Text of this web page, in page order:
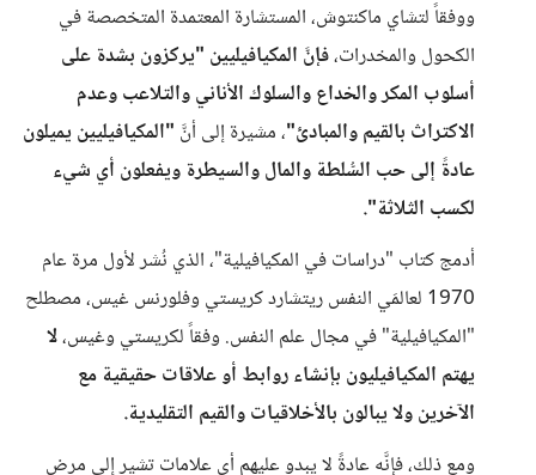
ووفقاً لتشاي ماكنتوش، المستشارة المعتمدة المتخصصة في
الكحول والمخدرات،فإنَّ المكيافيليين "يركزون بشدة على
أسلوب المكر والخداع والسلوك الأناني والتلاعب وعدم
الاكتراث بالقيم والمبادئ"، مشيرة إلى أنَّ "المكيافيليين يميلون
عادةً إلى حب السُّلطة والمال والسيطرة ويفعلون أي شيء
لكسب الثلاثة".
أدمج كتاب "دراسات في المكيافيلية"، الذي نُشر لأول مرة عام
1970 لعالمَي النفس ريتشارد كريستي وفلورنس غيس، مصطلح
"المكيافيلية" في مجال علم النفس. وفقاً لكريستي وغيس،لا
يهتم المكيافيليون بإنشاء روابط أو علاقات حقيقية مع
الآخرين ولا يبالون بالأخلاقيات والقيم التقليدية.
ومع ذلك، فإنَّه عادةً لا يبدو عليهم أي علامات تشير إلى مرض